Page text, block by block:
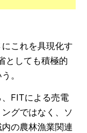
これを具現化す
としても積極的
。
FITによる売電
グではなく、ソ
の農林漁業関連